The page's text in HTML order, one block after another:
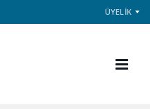
ÜYELİK